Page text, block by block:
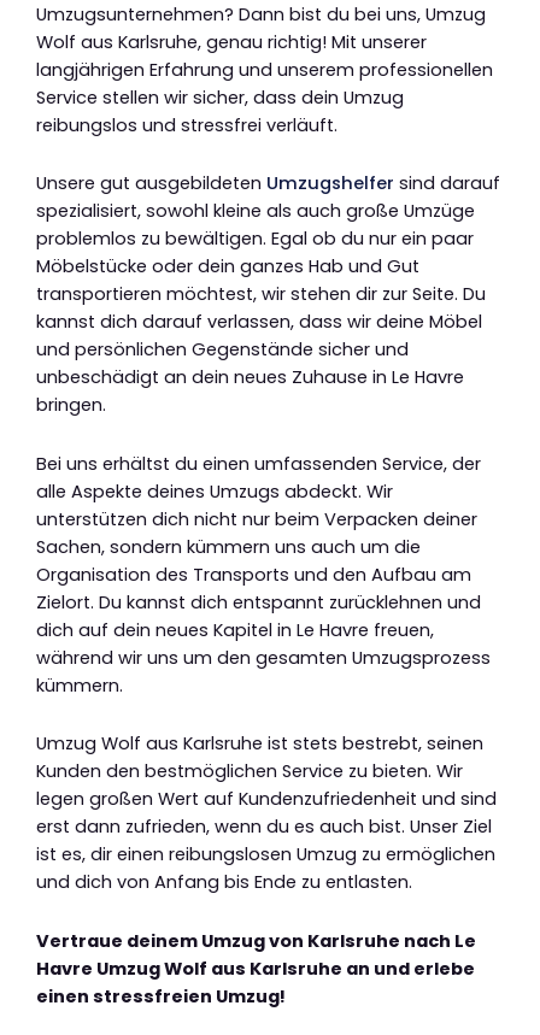
Umzugsunternehmen? Dann bist du bei uns, Umzug
Wolf aus Karlsruhe, genau richtig! Mit unserer
langjährigen Erfahrung und unserem professionellen
Service stellen wir sicher, dass dein Umzug
reibungslos und stressfrei verläuft.
Unsere gut ausgebildeten Umzugshelfer sind darauf
spezialisiert, sowohl kleine als auch große Umzüge
problemlos zu bewältigen. Egal ob du nur ein paar
Möbelstücke oder dein ganzes Hab und Gut
transportieren möchtest, wir stehen dir zur Seite. Du
kannst dich darauf verlassen, dass wir deine Möbel
und persönlichen Gegenstände sicher und
unbeschädigt an dein neues Zuhause in Le Havre
bringen.
Bei uns erhältst du einen umfassenden Service, der
alle Aspekte deines Umzugs abdeckt. Wir
unterstützen dich nicht nur beim Verpacken deiner
Sachen, sondern kümmern uns auch um die
Organisation des Transports und den Aufbau am
Zielort. Du kannst dich entspannt zurücklehnen und
dich auf dein neues Kapitel in Le Havre freuen,
während wir uns um den gesamten Umzugsprozess
kümmern.
Umzug Wolf aus Karlsruhe ist stets bestrebt, seinen
Kunden den bestmöglichen Service zu bieten. Wir
legen großen Wert auf Kundenzufriedenheit und sind
erst dann zufrieden, wenn du es auch bist. Unser Ziel
ist es, dir einen reibungslosen Umzug zu ermöglichen
und dich von Anfang bis Ende zu entlasten.
Vertraue deinem Umzug von Karlsruhe nach Le
Havre Umzug Wolf aus Karlsruhe an und erlebe
einen stressfreien Umzug!